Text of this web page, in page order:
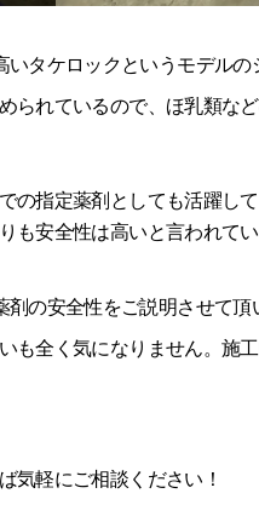
いタケロックというモデル
られているので、ほ乳類な
の指定薬剤としても活躍し
も安全性は高いと言われてい
剤の安全性をご説明させて
も全く気になりません。施
気軽にご相談ください！